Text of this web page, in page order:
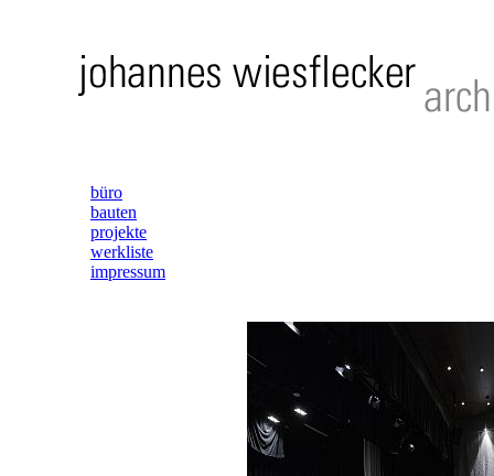
büro
bauten
projekte
werkliste
impressum